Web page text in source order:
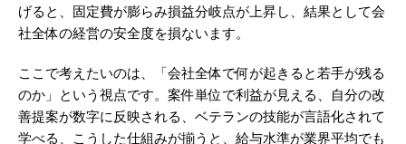
げると、固定費が膨らみ損益分岐点が上昇し、結果として会
社全体の経営の安全度を損ないます。
ここで考えたいのは、「会社全体で何が起きると若手が残る
のか」という視点です。案件単位で利益が見える、自分の改
善提案が数字に反映される、ベテランの技能が言語化されて
学べる、こうした仕組みが揃うと、給与水準が業界平均でも